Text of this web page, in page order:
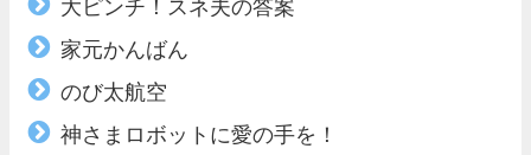
大ピンチ！スネ夫の答案
家元かんばん
のび太航空
神さまロボットに愛の手を！